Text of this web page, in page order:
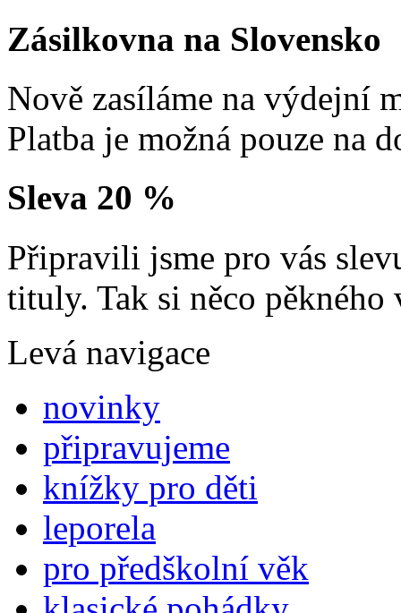
Zásilkovna na Slovensko
Nově zasíláme na výdejní
Platba je možná pouze na
Sleva 20 %
Připravili jsme pro vás
tituly. Tak si něco pěkného
Levá navigace
novinky
připravujeme
knížky pro děti
leporela
pro předškolní věk